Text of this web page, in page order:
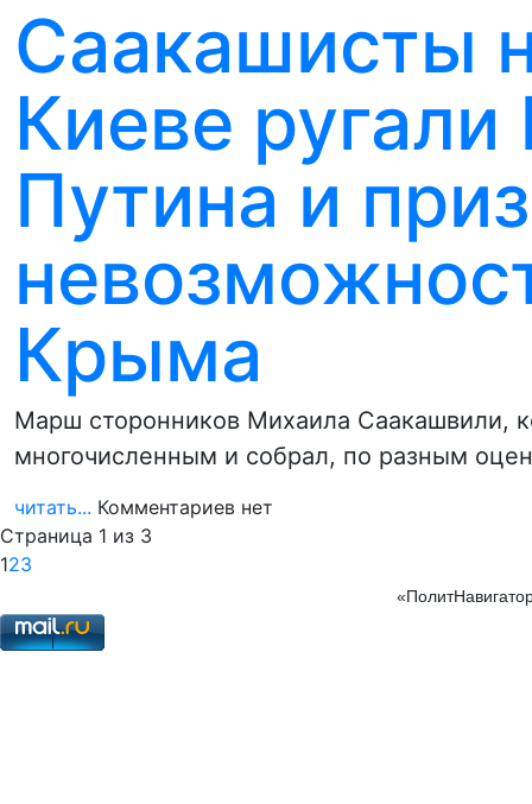
Саакашисты
Киеве
Путина и
Крыма
Марш сторонников Михаила Саакашвили,
многочисленным и собрал, по разным
читать... Комментариев нет
Страница 1 из 3
123